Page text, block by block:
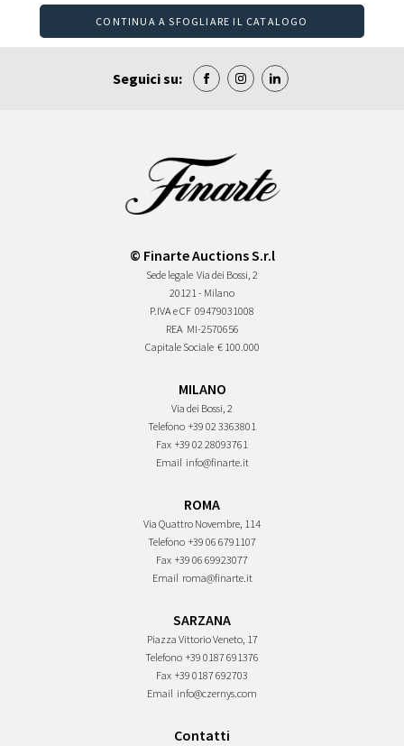
CONTINUA A SFOGLIARE IL CATALOGO
Seguici su:
© Finarte Auctions S.r.l
Sede legale Via dei Bossi, 2
20121 - Milano
P.IVA e CF 09479031008
REA MI-2570656
Capitale Sociale € 100.000
MILANO
Via dei Bossi, 2
Telefono +39 02 3363801
Fax +39 02 28093761
Email info@finarte.it
ROMA
Via Quattro Novembre, 114
Telefono +39 06 6791107
Fax +39 06 69923077
Email roma@finarte.it
SARZANA
Piazza Vittorio Veneto, 17
Telefono +39 0187 691376
Fax +39 0187 692703
Email info@czernys.com
Contatti